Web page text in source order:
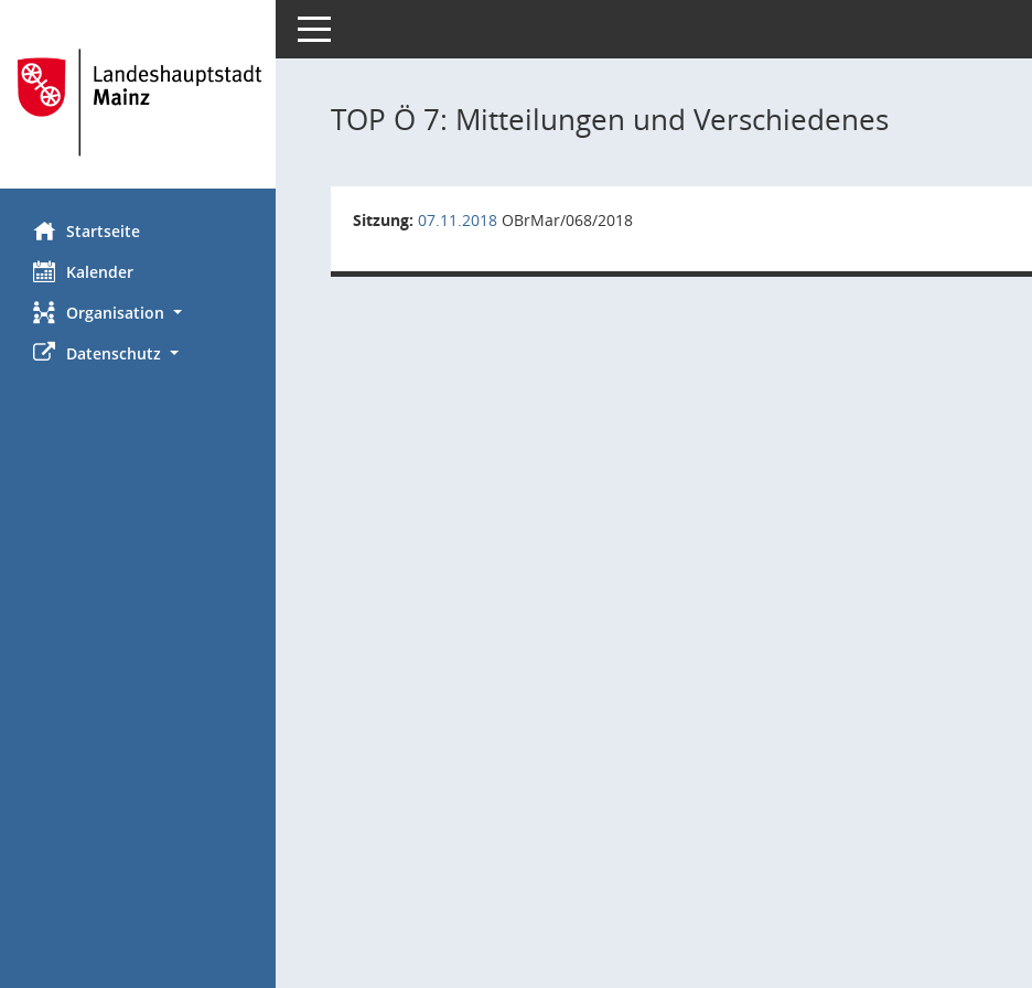
Startseite
Kalender
Organisation
Datenschutz
Toggle navigation
TOP Ö 7: Mitteilungen und Verschiedenes
Sitzung: 07.11.2018 OBrMar/068/2018